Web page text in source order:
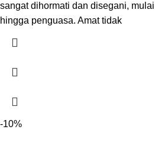
sangat dihormati dan disegani,
hingga penguasa. Amat tidak
-10%